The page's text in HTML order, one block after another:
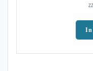
In